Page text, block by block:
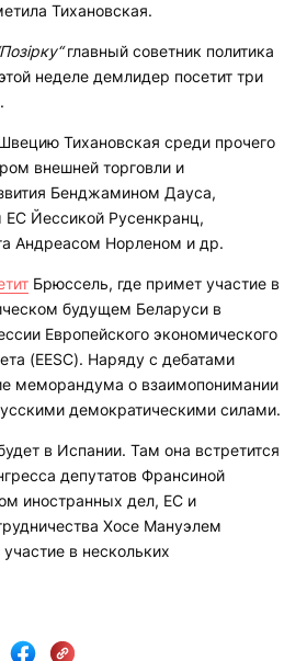
Тихановская.
главный советник политика
неделе демлидер посетит три
Тихановская среди прочего
внешней торговли и
Бенджамином Дауса,
Йессикой Русенкранц,
Андреасом Норленом и др.
Брюссель, где примет участие в
будущем Беларуси в
Европейского экономического
(EESC). Наряду с дебатами
меморандума о взаимопонимании
демократическими силами.
в Испании. Там она встретится
депутатов Франсиной
иностранных дел, ЕС и
Хосе Мануэлем
в нескольких